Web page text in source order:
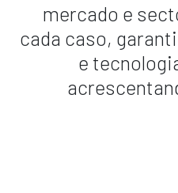
mercado e
cada caso,
e